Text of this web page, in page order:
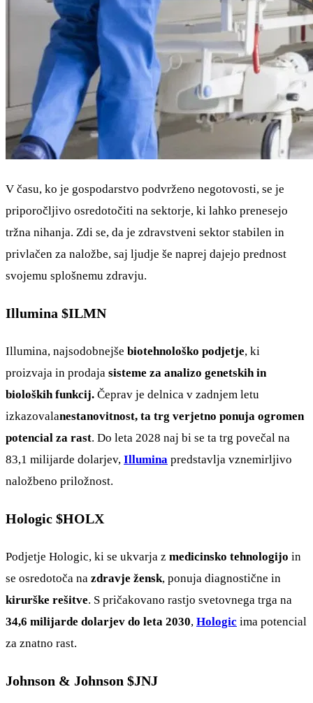
V času, ko je gospodarstvo podvrženo negotovosti, se je
priporočljivo osredotočiti na sektorje, ki lahko prenesejo
tržna nihanja. Zdi se, da je zdravstveni sektor stabilen in
privlačen za naložbe, saj ljudje še naprej dajejo prednost
svojemu splošnemu zdravju.
Illumina $ILMN
Illumina, najsodobnejše biotehnološko podjetje, ki
proizvaja in prodaja sisteme za analizo genetskih in
bioloških funkcij. Čeprav je delnica v zadnjem letu
izkazovalanestanovitnost, ta trg verjetno ponuja ogromen
potencial za rast. Do leta 2028 naj bi se ta trg povečal na
83,1 milijarde dolarjev, Illumina predstavlja vznemirljivo
naložbeno priložnost.
Hologic $HOLX
Podjetje Hologic, ki se ukvarja z medicinsko tehnologijo in
se osredotoča na zdravje žensk, ponuja diagnostične in
kirurške rešitve. S pričakovano rastjo svetovnega trga na
34,6 milijarde dolarjev do leta 2030, Hologic ima potencial
za znatno rast.
Johnson & Johnson $JNJ